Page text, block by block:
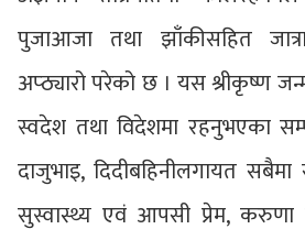
पुजाआजा तथा झाँकीसहित
अप्ठ्यारो परेको छ । यस श्रीकृष्ण
स्वदेश तथा विदेशमा रहनुभएका
दाजुभाइ, दिदीबहिनीलगायत
सुस्वास्थ्य एवं आपसी प्रेम, करुणा र